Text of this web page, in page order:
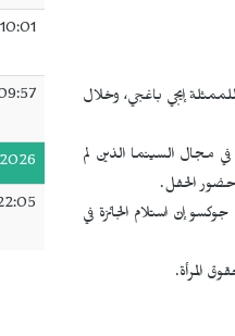
إيجي باغجي، وخلال
في مجال السينما الذين لم
حضور الحفل.
إنّ استلام الجائزة في
المرأة.
10:01